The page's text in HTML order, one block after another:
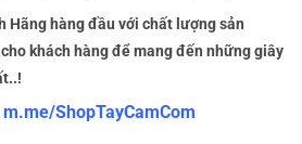
Hãng hàng đầu với chất lượng sản
khách hàng để mang đến những giây
m.me/ShopTayCamCom